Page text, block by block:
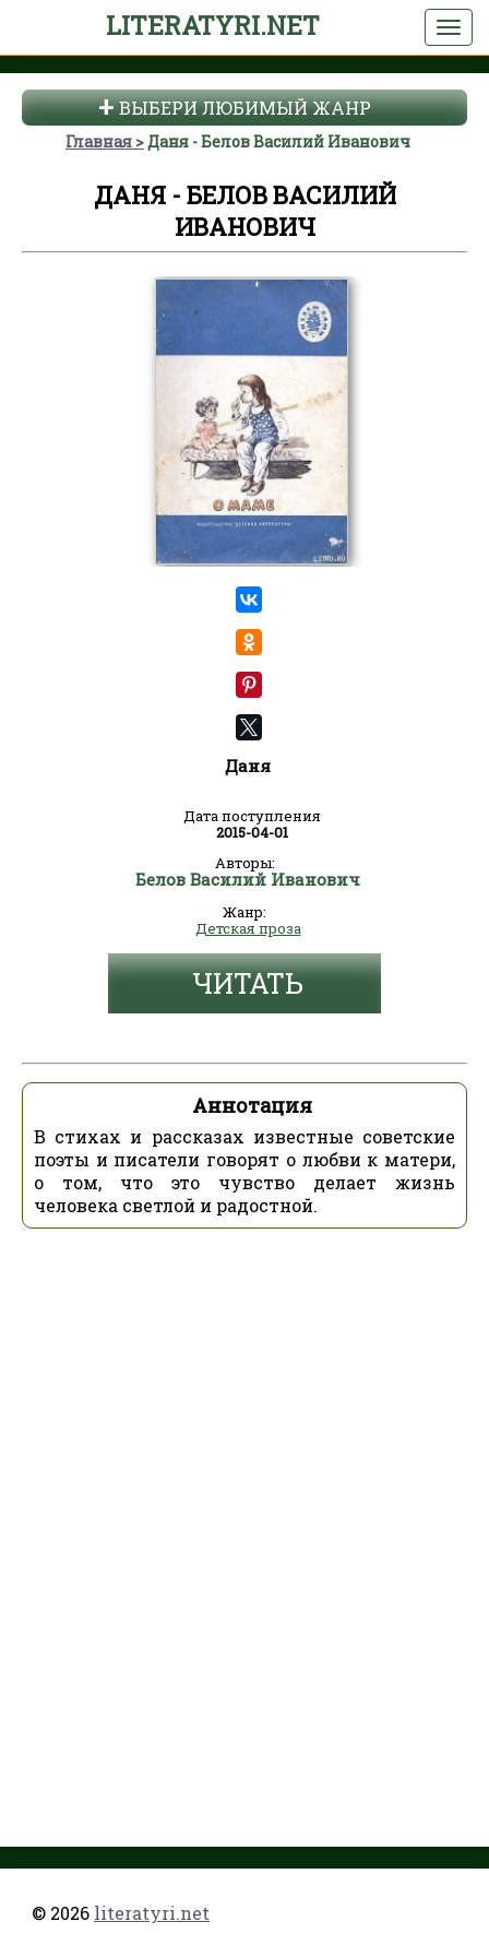
LITERATYRI.NET
ВЫБЕРИ ЛЮБИМЫЙ ЖАНР
Главная Даня - Белов Василий Иванович
ДАНЯ - БЕЛОВ ВАСИЛИЙ
ИВАНОВИЧ
Даня
Дата поступления
2015-04-01
Авторы:
Белов Василий Иванович
Жанр:
Детская проза
ЧИТАТЬ
Аннотация
В стихах и рассказах известные советские
поэты и писатели говорят о любви к матери,
о том, что это чувство делает жизнь
человека светлой и радостной.
© 2026 literatyri.net